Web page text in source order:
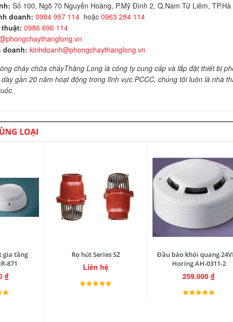
Số 100, Ngõ 70 Nguyễn Hoàng, P.Mỹ Đình 2, Q.Nam Từ Liêm, TP.Hà
doanh: 0984 957 114hoặc 0963 284 114
thuật: 0986 696 114
doanh: kinhdoanh@phongchaythanglong.vn
cháy chữa cháyThăng Long là công ty cung cấp và lắp đặt thiết bị
gần 20 năm hoạt động trong lĩnh vực PCCC, chúng tôi luôn là nhà
LOẠI
gia tăng
871
₫
Rọ hút Series SZ
Liên hệ
Đầu báo khói quang
Horing AH-0311-2
259.000₫